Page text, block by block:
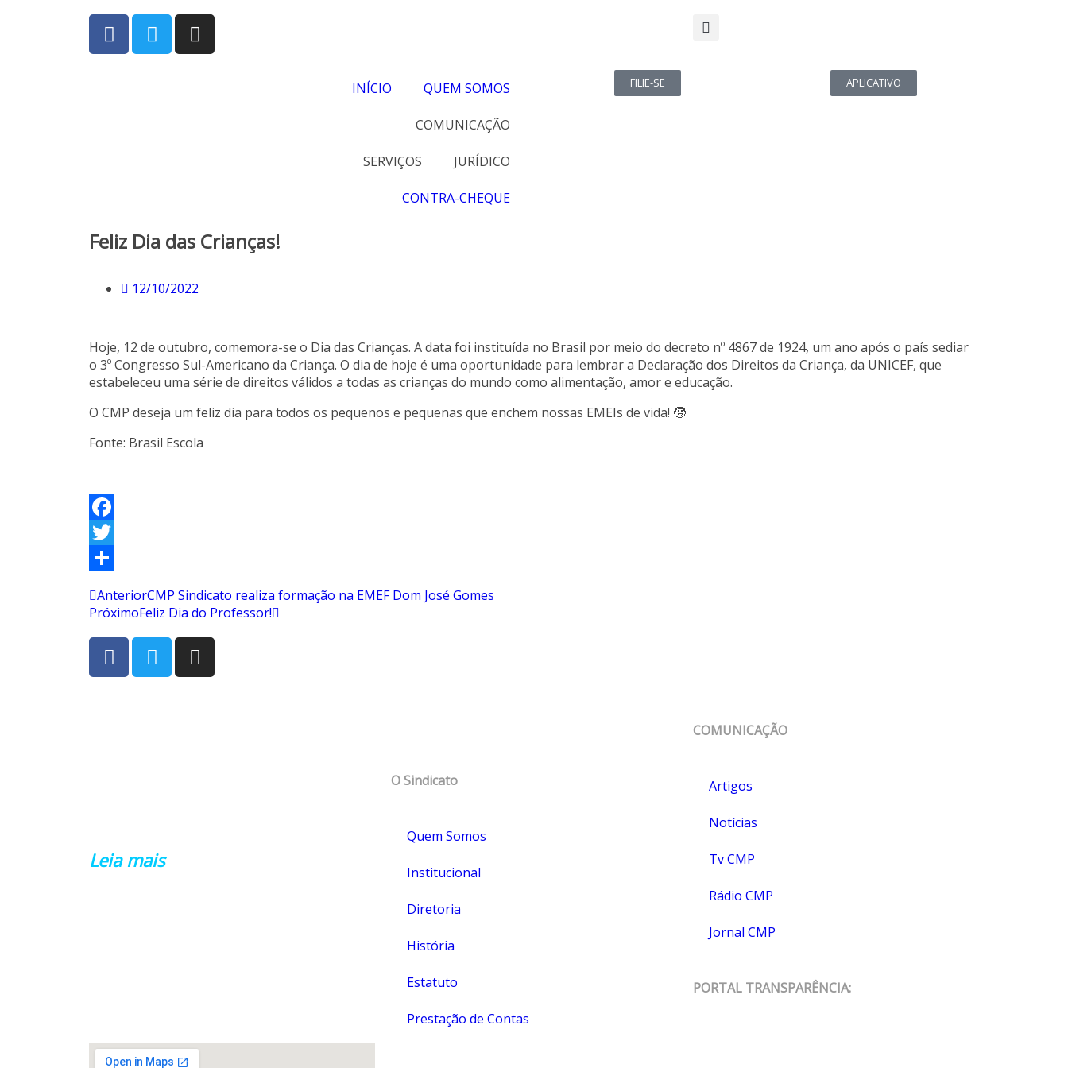
INÍCIO QUEM SOMOS
COMUNICAÇÃO
SERVIÇOS JURÍDICO
CONTRA-CHEQUE
FILIE-SE APLICATIVO
Feliz Dia das Crianças!
12/10/2022
Hoje, 12 de outubro, comemora-se o Dia das Crianças. A data foi instituída no Brasil por meio do decreto nº 4867 de 1924, um ano após o país sediar
o 3º Congresso Sul-Americano da Criança. O dia de hoje é uma oportunidade para lembrar a Declaração dos Direitos da Criança, da UNICEF, que
estabeleceu uma série de direitos válidos a todas as crianças do mundo como alimentação, amor e educação.
O CMP deseja um feliz dia para todos os pequenos e pequenas que enchem nossas EMEIs de vida! 🧒
Fonte: Brasil Escola
Facebook
Twitter
AnteriorCMP Sindicato realiza formação na EMEF Dom José Gomes
PróximoFeliz Dia do Professor!
Leia mais
O Sindicato
Quem Somos
Institucional
Diretoria
História
Estatuto
Prestação de Contas
COMUNICAÇÃO
Artigos
Notícias
Tv CMP
Rádio CMP
Jornal CMP
PORTAL TRANSPARÊNCIA: